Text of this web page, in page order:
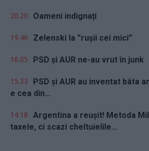
20.20 Oameni indignați
19.46 Zelenski la ”rușii cei mici”
16.05 PSD și AUR ne-au vrut în junk
15.33
PSD și AUR au inventat bâta
e cea din...
14.18 Argentina a reușit! Metoda
taxele, ci scazi cheltuielile...